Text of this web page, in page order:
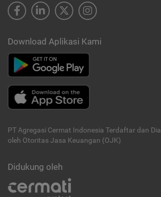
Download Aplikasi Kami
PT Agregasi Cermat Indonesia Terdaftar dan
oleh Otoritas Jasa Keuangan (OJK)
Didukung oleh